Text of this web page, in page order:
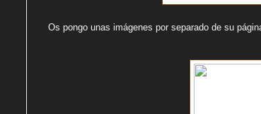
Os pongo unas imágenes por separado de su